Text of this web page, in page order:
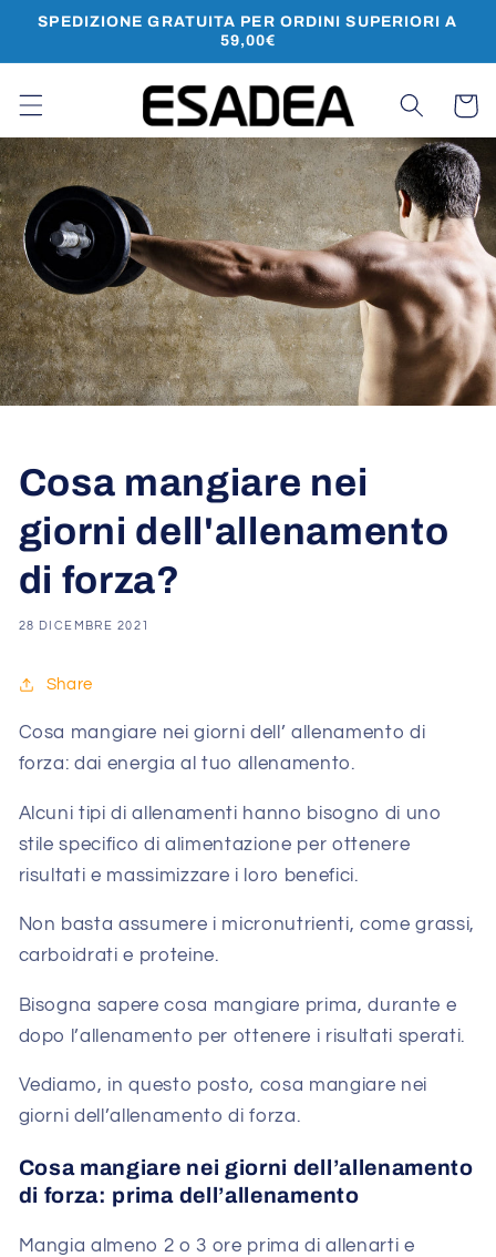
direttamente
SPEDIZIONE GRATUITA PER ORDINI SUPERIORI A
59,00€
Carrello
Cosa mangiare nei
giorni dell'allenamento
di forza?
28 DICEMBRE 2021
Share
Cosa mangiare nei giorni dell’ allenamento di
forza: dai energia al tuo allenamento.
Alcuni tipi di allenamenti hanno bisogno di uno
stile specifico di alimentazione per ottenere
risultati e massimizzare i loro benefici.
Non basta assumere i micronutrienti, come grassi,
carboidrati e proteine.
Bisogna sapere cosa mangiare prima, durante e
dopo l’allenamento per ottenere i risultati sperati.
Vediamo, in questo posto, cosa mangiare nei
giorni dell’allenamento di forza.
Cosa mangiare nei giorni dell’allenamento
di forza: prima dell’allenamento
Mangia almeno 2 o 3 ore prima di allenarti e